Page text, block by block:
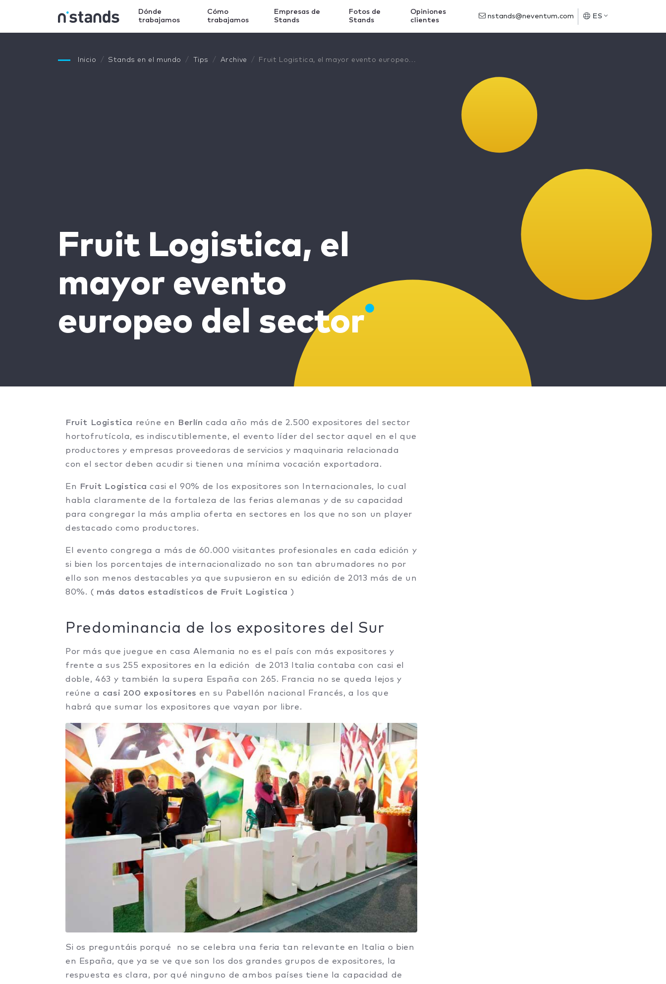
Dónde
trabajamos
Cómo
trabajamos
Empresas de
Stands
Fotos de
Stands
Opiniones
clientes
nstands@neventum.com ES
Inicio Stands en el mundo Tips Archive Fruit Logistica, el mayor evento europeo...
Fruit Logistica, el
mayor evento
europeo del sector
Fruit Logistica reúne en Berlín cada año más de 2.500 expositores del sector
hortofrutícola, es indiscutiblemente, el evento líder del sector aquel en el que
productores y empresas proveedoras de servicios y maquinaria relacionada
con el sector deben acudir si tienen una mínima vocación exportadora.
En Fruit Logistica casi el 90% de los expositores son Internacionales, lo cual
habla claramente de la fortaleza de las ferias alemanas y de su capacidad
para congregar la más amplia oferta en sectores en los que no son un player
destacado como productores.
El evento congrega a más de 60.000 visitantes profesionales en cada edición y
si bien los porcentajes de internacionalizado no son tan abrumadores no por
ello son menos destacables ya que supusieron en su edición de 2013 más de un
80%. ( más datos estadísticos de Fruit Logistica )
Predominancia de los expositores del Sur
Por más que juegue en casa Alemania no es el país con más expositores y
frente a sus 255 expositores en la edición de 2013 Italia contaba con casi el
doble, 463 y también la supera España con 265. Francia no se queda lejos y
reúne a casi 200 expositores en su Pabellón nacional Francés, a los que
habrá que sumar los expositores que vayan por libre.
Si os preguntáis porqué no se celebra una feria tan relevante en Italia o bien
en España, que ya se ve que son los dos grandes grupos de expositores, la
respuesta es clara, por qué ninguno de ambos países tiene la capacidad de